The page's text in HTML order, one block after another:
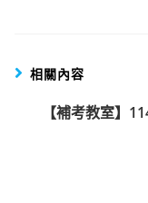
相關內容
【補考教室】